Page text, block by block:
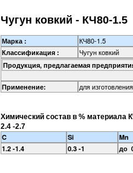
Чугун ковкий - КЧ80-1.5
Марка : КЧ80-1.5
Классификация : Чугун ковкий
Продукция, предлагаемая
Применение: для
Химический состав в % материала
2.4 -2.7
C Si Mn
1.2 -1.4
0.3 -1 до